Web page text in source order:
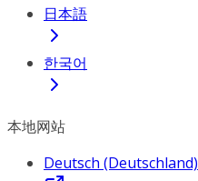
日本語
한국어
本地网站
Deutsch (Deutschland)